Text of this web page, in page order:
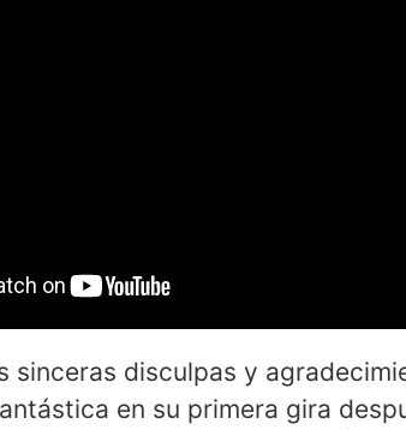
sinceras disculpas y
en su primera gira